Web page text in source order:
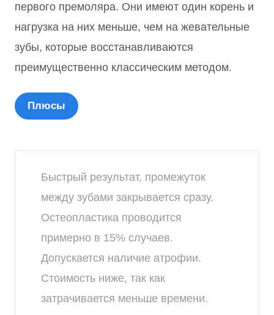
первого премоляра. Они имеют один корень и
нагрузка на них меньше, чем на жевательные
зубы, которые восстанавливаются
преимущественно классическим методом.
Плюсы
Быстрый результат, промежуток
между зубами закрывается сразу.
Остеопластика проводится
примерно в 15% случаев.
Допускается наличие атрофии.
Стоимость ниже, так как
затрачивается меньше времени.